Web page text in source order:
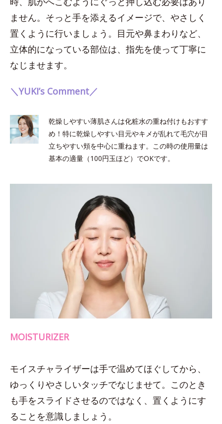
ません。そっと手を添えるイメージで、やさしく
置くように行いましょう。目元や鼻まわりなど、
立体的になっている部位は、指先を使って丁寧に
なじませます。
＼YUKI’s Comment／
乾燥しやすい薄肌さんは化粧水の重ね付けもおすす
め！特に乾燥しやすい目元やキメが乱れて毛穴が目
立ちやすい頬を中心に重ねます。この時の使用量は
基本の適量（100円玉ほど）でOKです。
MOISTURIZER
モイスチャライザーは手で温めてほぐしてから、
ゆっくりやさしいタッチでなじませて。このとき
も手をスライドさせるのではなく、置くようにす
ることを意識しましょう。